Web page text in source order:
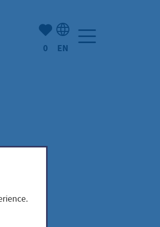
Number of bookmarked
0 EN